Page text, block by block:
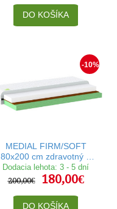
DO KOŠÍKA
-10%
MEDIAL FIRM/SOFT
80x200 cm zdravotný a
ortopedický matrac
Dodacia lehota: 3 - 5 dní
200,00€
180,00€
DO KOŠÍKA